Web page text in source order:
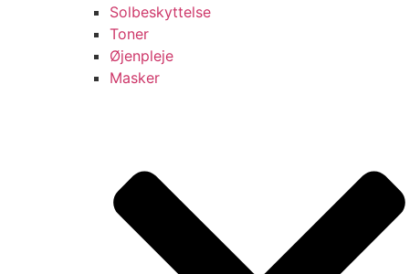
Solbeskyttelse
Toner
Øjenpleje
Masker